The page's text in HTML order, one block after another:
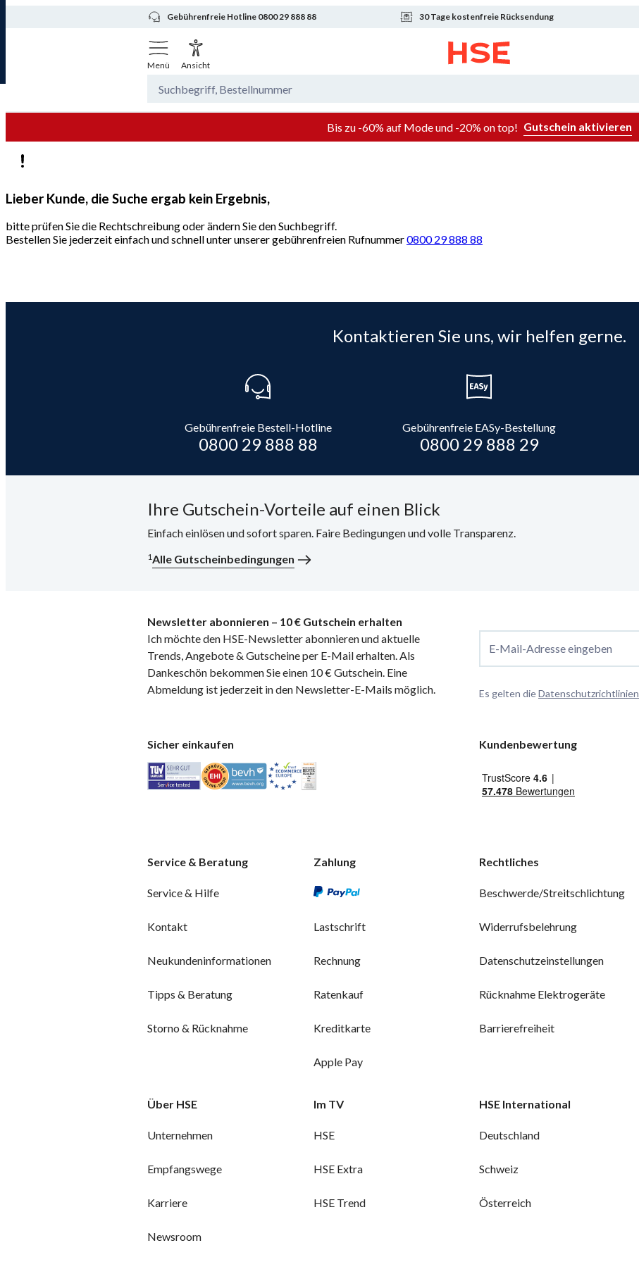
Gebührenfreie Hotline 0800 29 888 88 30 Tage kostenfreie Rücksendung
Menü Ansicht
Bis zu -60% auf Mode und -20% on top! Gutschein aktivieren
Lieber Kunde, die Suche ergab kein Ergebnis,
bitte prüfen Sie die Rechtschreibung oder ändern Sie den Suchbegriff.
Bestellen Sie jederzeit einfach und schnell unter unserer gebührenfreien Rufnummer0800 29 888 88
Kontaktieren Sie uns, wir helfen gerne.
Gebührenfreie Bestell-Hotline
0800 29 888 88
Gebührenfreie EASy-Bestellung
0800 29 888 29
Ihre Gutschein-Vorteile auf einen Blick
Einfach einlösen und sofort sparen. Faire Bedingungen und volle Transparenz.
1Alle Gutscheinbedingungen
Newsletter abonnieren – 10 € Gutschein erhalten
Ich möchte den HSE-Newsletter abonnieren und aktuelle
Trends, Angebote & Gutscheine per E-Mail erhalten. Als
Dankeschön bekommen Sie einen 10 € Gutschein. Eine
Abmeldung ist jederzeit in den Newsletter-E-Mails möglich.
E-Mail-Adresse eingeben
Es gelten dieDatenschutzrichtlinien
Sicher einkaufen Kundenbewertung
Service & Beratung
Service & Hilfe
Kontakt
Neukundeninformationen
Tipps & Beratung
Storno & Rücknahme
Zahlung
Lastschrift
Rechnung
Ratenkauf
Kreditkarte
Apple Pay
Rechtliches
Beschwerde/Streitschlichtung
Widerrufsbelehrung
Datenschutzeinstellungen
Rücknahme Elektrogeräte
Barrierefreiheit
Über HSE
Unternehmen
Empfangswege
Karriere
Newsroom
Im TV
HSE
HSE Extra
HSE Trend
HSE International
Deutschland
Schweiz
Österreich